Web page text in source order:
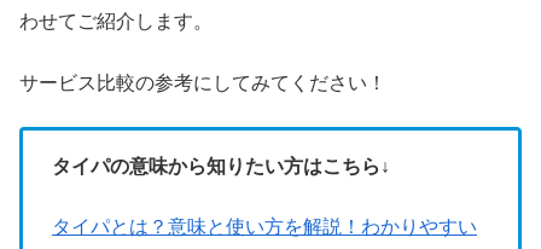
わせてご紹介します。
サービス比較の参考にしてみてください！
タイパの意味から知りたい方はこちら↓
タイパとは？意味と使い方を解説！わかりやすい